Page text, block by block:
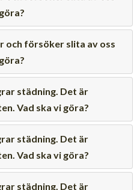
och försöker slita av oss
städning. Det är
Vad ska vi göra?
städning. Det är
Vad ska vi göra?
städning. Det är